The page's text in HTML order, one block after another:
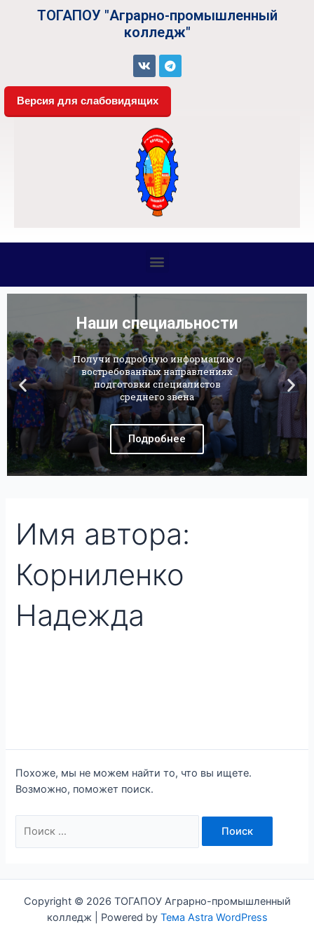
ТОГАПОУ "Аграрно-промышленный
колледж"
Версия для слабовидящих
Наши специальности
Получи подробную информацию о
востребованных направлениях
подготовки специалистов
среднего звена
Подробнее
Имя автора:
Корниленко
Надежда
Похоже, мы не можем найти то, что вы ищете.
Возможно, поможет поиск.
Copyright © 2026 ТОГАПОУ Аграрно-промышленный
колледж | Powered by Тема Astra WordPress